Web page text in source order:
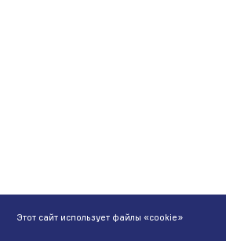
Этот сайт использует файлы «cookie»